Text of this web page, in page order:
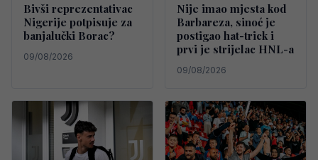
Bivši reprezentativac
Nigerije potpisuje za
banjalučki Borac?
09/08/2026
Nije imao mjesta kod
Barbareza, sinoć je
postigao hat-trick i
prvi je strijelac HNL-a
09/08/2026